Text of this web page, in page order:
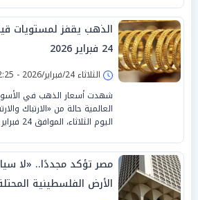
الذهب يقفز لمستويات
24 فبراير 2026
الثلاثاء 24/فبراير/2026 - 12:25 ص
شهدت أسعار الذهب في
العالمية حالة من «الارتباك
اليوم الثلاثاء، الموافق 24 فبراير 2026.
مصر تؤكد مجددًا.. «لا
الأرض الفلسطينية